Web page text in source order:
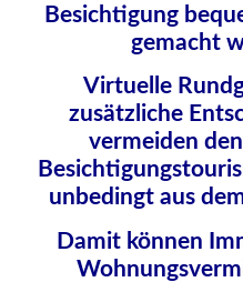
Besichtigung
gemacht
Virtuelle
zusätzliche
vermeiden den
unbedingt aus
Damit können